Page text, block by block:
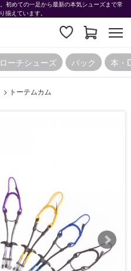
初めての一足から最新の本気シューズまで常
揃えています。
ーチシューズ パック 本・
> トーテムカム